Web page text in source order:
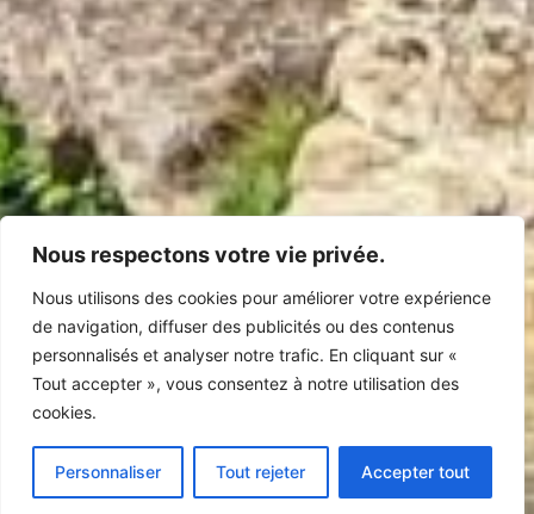
Nous respectons votre vie privée.
Nous utilisons des cookies pour améliorer votre expérience
de navigation, diffuser des publicités ou des contenus
personnalisés et analyser notre trafic. En cliquant sur «
Tout accepter », vous consentez à notre utilisation des
cookies.
Personnaliser Tout rejeter Accepter tout